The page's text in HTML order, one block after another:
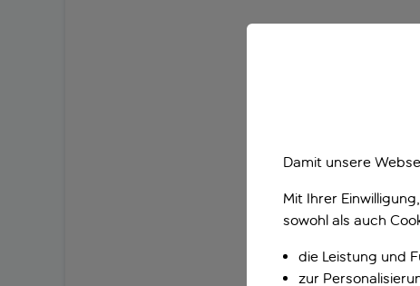
Damit unsere
Mit Ihrer
sowohl als auch
die Leistung und
zur